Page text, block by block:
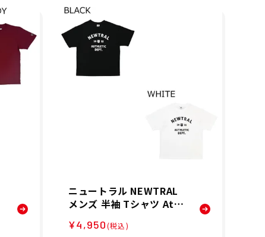
ニュートラル NEWTRAL
メンズ 半袖 Tシャツ Athl
18 26SP
¥4,950(税込)